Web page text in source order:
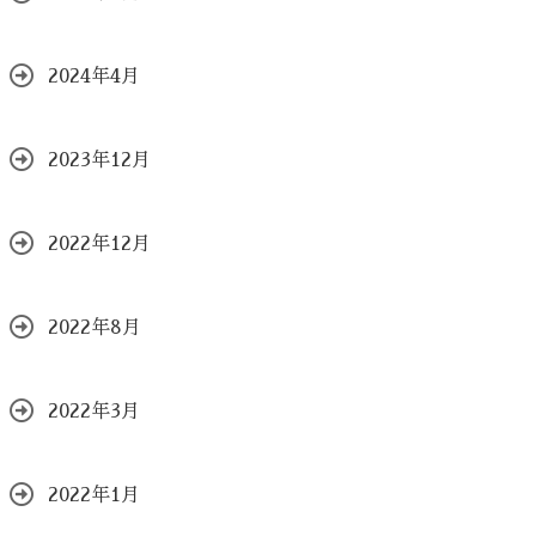
2024年4月
2023年12月
2022年12月
2022年8月
2022年3月
2022年1月